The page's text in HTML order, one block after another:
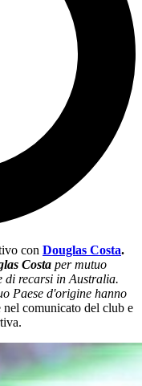
con Douglas Costa.
Costa per mutuo
di recarsi in Australia.
Paese d'origine hanno
nel comunicato del club e